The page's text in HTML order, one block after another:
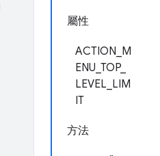
屬性
ACTION_M
ENU_TOP_
LEVEL_LIM
IT
方法